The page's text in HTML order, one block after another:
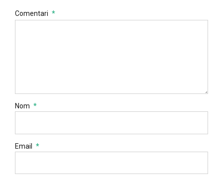
Comentari *
Nom *
Email *